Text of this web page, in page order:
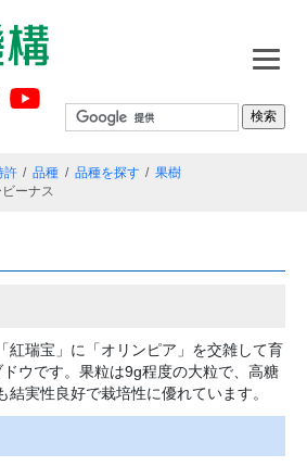
許 品種 品種を探す
果樹
ーナス
紅瑞宝」に「オリンピア」を交雑して育
ウです。果粒は9g程度の大粒で、高糖
結実性良好で栽培性に優れています。